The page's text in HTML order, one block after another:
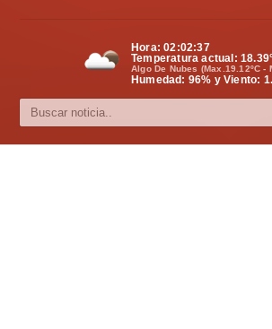
Cultura
Hora:02:02:38
Temperatura actual: 18.39
Algo De Nubes (Max.19.12ºC -
Humedad: 96% y Viento: